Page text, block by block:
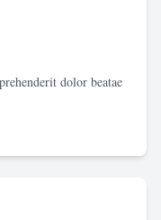
dolor beatae